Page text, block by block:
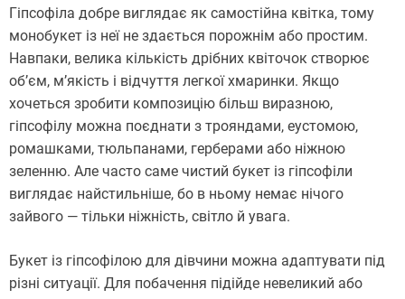
Гіпсофіла добре виглядає як самостійна квітка, тому
монобукет із неї не здається порожнім або простим.
Навпаки, велика кількість дрібних квіточок створює
об’єм, м’якість і відчуття легкої хмаринки. Якщо
хочеться зробити композицію більш виразною,
гіпсофілу можна поєднати з трояндами, еустомою,
ромашками, тюльпанами, герберами або ніжною
зеленню. Але часто саме чистий букет із гіпсофіли
виглядає найстильніше, бо в ньому немає нічого
зайвого — тільки ніжність, світло й увага.
Букет із гіпсофілою для дівчини можна адаптувати під
різні ситуації. Для побачення підійде невеликий або